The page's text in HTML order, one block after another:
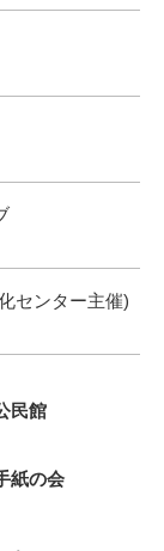
センター主催)
民館
紙の会